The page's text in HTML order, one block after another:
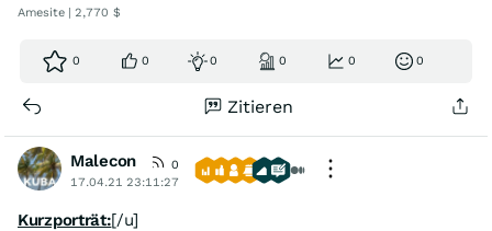
Amesite | 2,770 $
0 0 0 0 0 0
Zitieren
Malecon
0
17.04.21 23:11:27
Kurzporträt:[/u]